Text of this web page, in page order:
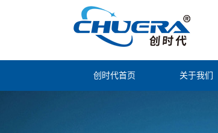
创时代首页 关于我们